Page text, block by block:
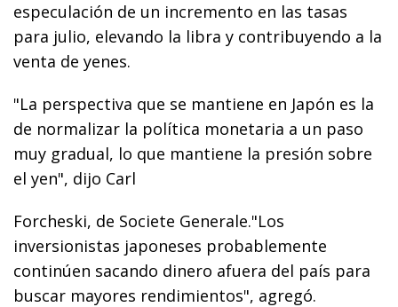
especulación de un incremento en las tasas
para julio, elevando la libra y contribuyendo a la
venta de yenes.
"La perspectiva que se mantiene en Japón es la
de normalizar la política monetaria a un paso
muy gradual, lo que mantiene la presión sobre
el yen", dijo Carl
Forcheski, de Societe Generale."Los
inversionistas japoneses probablemente
continúen sacando dinero afuera del país para
buscar mayores rendimientos", agregó.